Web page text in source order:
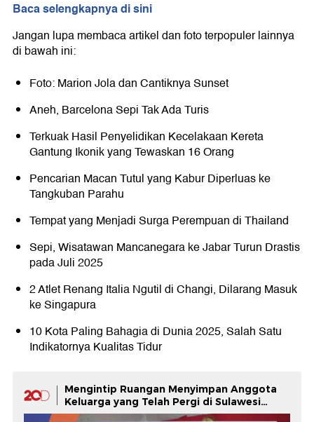
Baca selengkapnya di sini
Jangan lupa membaca artikel dan foto terpopuler lainnya
di bawah ini:
Foto: Marion Jola dan Cantiknya Sunset
Aneh, Barcelona Sepi Tak Ada Turis
Terkuak Hasil Penyelidikan Kecelakaan Kereta
Gantung Ikonik yang Tewaskan 16 Orang
Pencarian Macan Tutul yang Kabur Diperluas ke
Tangkuban Parahu
Tempat yang Menjadi Surga Perempuan di Thailand
Sepi, Wisatawan Mancanegara ke Jabar Turun Drastis
pada Juli 2025
2 Atlet Renang Italia Ngutil di Changi, Dilarang Masuk
ke Singapura
10 Kota Paling Bahagia di Dunia 2025, Salah Satu
Indikatornya Kualitas Tidur
Mengintip Ruangan Menyimpan Anggota
Keluarga yang Telah Pergi di Sulawesi
Selatan